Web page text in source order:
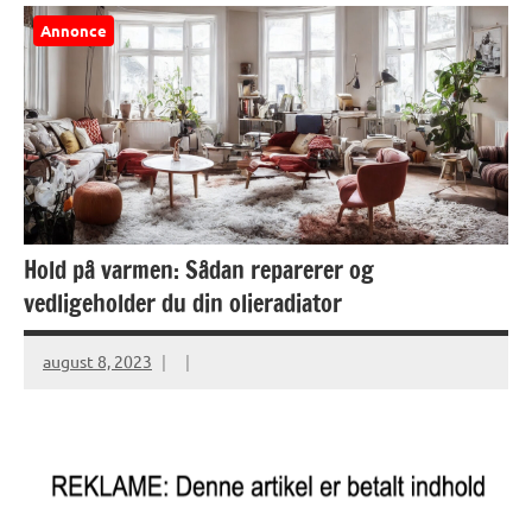
Annonce
Hold på varmen: Sådan reparerer og
vedligeholder du din olieradiator
august 8, 2023